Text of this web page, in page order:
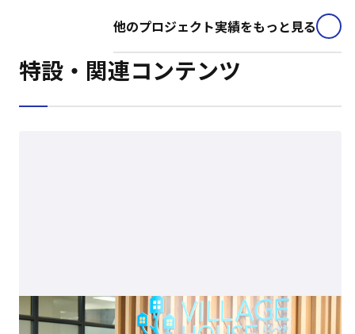
他のプロジェクト実績をもっと見る
特設・関連コンテンツ